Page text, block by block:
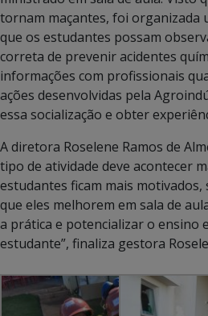
tornam maçantes, foi organizada
que os estudantes possam
correta de prevenir acidentes
informações com profissionais
ações desenvolvidas pela
essa socialização e obter
A diretora Roselene Ramos de
tipo de atividade deve acontecer
estudantes ficam mais
que eles melhorem em sala de
a prática e potencializar o ensino
estudante”, finaliza gestora